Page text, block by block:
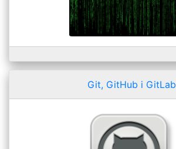
Git, GitHub i GitLab